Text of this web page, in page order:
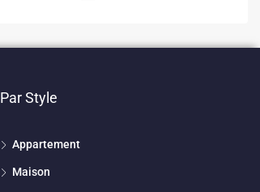
Par Style
Appartement
Maison